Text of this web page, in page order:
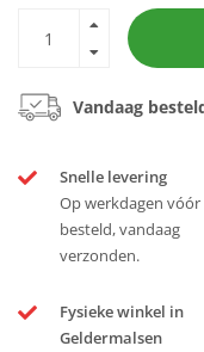
Vandaag
Snelle levering
Op werkdagen vóór
besteld, vandaag
verzonden.
Fysieke winkel in
Geldermalsen